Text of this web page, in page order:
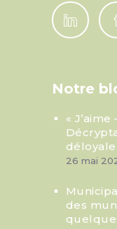
Notre
« J’aime
déloyale
26 mai
des